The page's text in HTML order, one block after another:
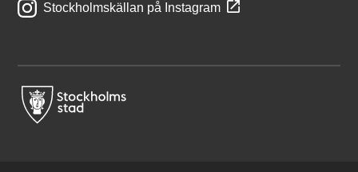
Stockholmskällan på Instagram